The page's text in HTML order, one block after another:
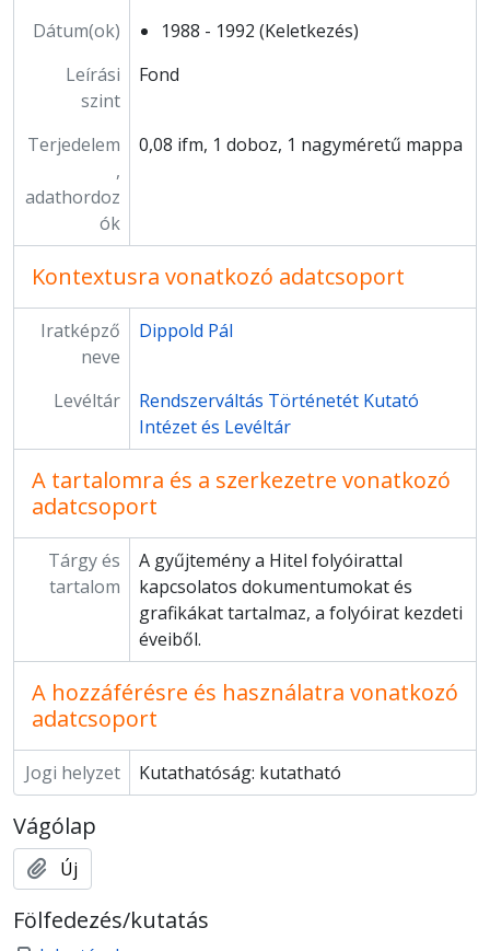
Dátum(ok)
1988 - 1992 (Keletkezés)
Leírási
szint
Fond
Terjedelem
,
adathordoz
ók
0,08 ifm, 1 doboz, 1 nagyméretű mappa
Kontextusra vonatkozó adatcsoport
Iratképző
neve
Dippold Pál
Levéltár
Rendszerváltás Történetét Kutató
Intézet és Levéltár
A tartalomra és a szerkezetre vonatkozó
adatcsoport
Tárgy és
tartalom
A gyűjtemény a Hitel folyóirattal
kapcsolatos dokumentumokat és
grafikákat tartalmaz, a folyóirat kezdeti
éveiből.
A hozzáférésre és használatra vonatkozó
adatcsoport
Jogi helyzet Kutathatóság: kutatható
Vágólap
Új
Fölfedezés/kutatás